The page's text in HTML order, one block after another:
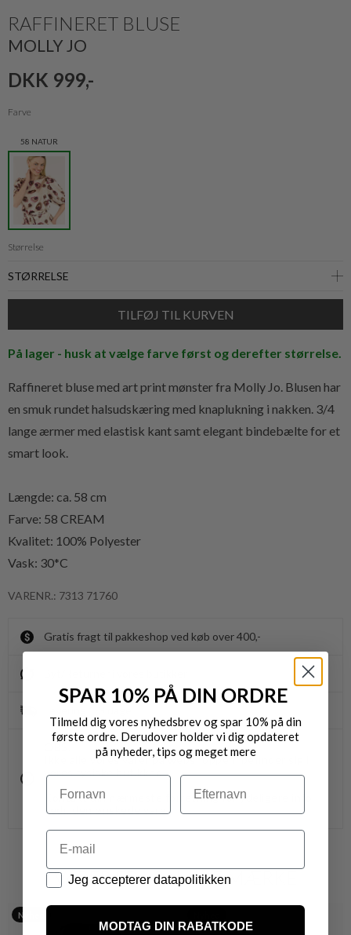
RAFFINERET BLUSE
MOLLY JO
DKK 999,-
Farve
58 NATUR
Størrelse
På lager - husk at vælge farve først og derefter størrelse.
Raffineret bluse med art print mønster fra Molly Jo. Blusen har
en smuk rundet halsudskæring med knaplukning i nakken. 3/4
lange ærmer med elastisk kant samt elegant bindebælte for et
smart look.
Længde: ca. 58 cm
Farve: 58 CREAM
Kvalitet: 100% Polyester
Vask: 30*C
VARENR.: 7313 71760
Gratis fragt til pakkeshop ved køb over 400,-
Ikke alle vores varer på webshoppen, befinder sig i
vores fysiske butikker.
Kontakt din nærmeste forretning for ydeligere info.
vedr. den ønskede vare.
VARER FRA SAMME MÆRKE
Nyhed
SPAR 10% PÅ DIN ORDRE
Tilmeld dig vores nyhedsbrev og spar 10% på din
første ordre. Derudover holder vi dig opdateret
på nyheder, tips og meget mere
Navn Efternavn
Email
Datapolitik
Jeg accepterer datapolitikken
MODTAG DIN RABATKODE